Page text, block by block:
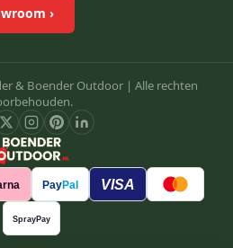
›
& Boender Outdoor | Alle rechten
PayPal VISA
SprayPay